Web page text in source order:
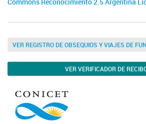
Commons Reconocimiento 2.5 Argentina
VER REGISTRO DE OBSEQUIOS Y VIAJES DE
VER VERIFICADOR DE